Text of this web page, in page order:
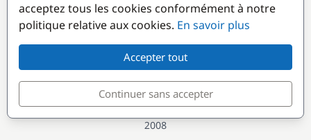
© GlobeSailor
Croisières & Location de bateaux depuis
2008
acceptez tous les cookies conformément à notre
politique relative aux cookies. En savoir plus
Accepter tout
Continuer sans accepter